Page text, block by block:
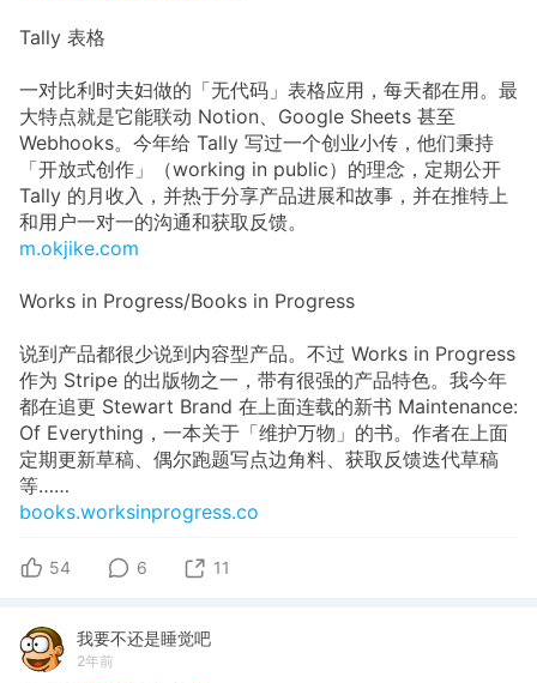
Tally 表格
一对比利时夫妇做的「无代码」表格应用，每天都在用。最
大特点就是它能联动 Notion、Google Sheets 甚至
Webhooks。今年给 Tally 写过一个创业小传，他们秉持
「开放式创作」（working in public）的理念，定期公开
Tally 的月收入，并热于分享产品进展和故事，并在推特上
和用户一对一的沟通和获取反馈。
m.okjike.com
Works in Progress/Books in Progress
说到产品都很少说到内容型产品。不过 Works in Progress
作为 Stripe 的出版物之一，带有很强的产品特色。我今年
都在追更 Stewart Brand 在上面连载的新书 Maintenance:
Of Everything，一本关于「维护万物」的书。作者在上面
定期更新草稿、偶尔跑题写点边角料、获取反馈迭代草稿
等……
books.worksinprogress.co
54 6 11
我要不还是睡觉吧
2年前